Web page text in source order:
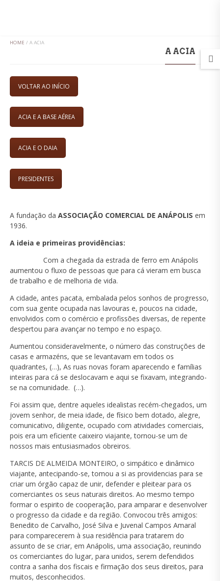
HOME / A ACIA
A ACIA
VOLTAR AO INÍCIO
ACIA E A BASE AÉREA
ACIA E O DAIA
PRESIDENTES
A fundação da ASSOCIAÇÃO COMERCIAL DE ANÁPOLIS em
1936.
A ideia e primeiras providências:
Com a chegada da estrada de ferro em Anápolis
aumentou o fluxo de pessoas que para cá vieram em busca
de trabalho e de melhoria de vida.
A cidade, antes pacata, embalada pelos sonhos de progresso,
com sua gente ocupada nas lavouras e, poucos na cidade,
envolvidos com o comércio e profissões diversas, de repente
despertou para avançar no tempo e no espaço.
Aumentou consideravelmente, o número das construções de
casas e armazéns, que se levantavam em todos os
quadrantes, (…), As ruas novas foram aparecendo e famílias
inteiras para cá se deslocavam e aqui se fixavam, integrando-
se na comunidade. (…).
Foi assim que, dentre aqueles idealistas recém-chegados, um
jovem senhor, de meia idade, de físico bem dotado, alegre,
comunicativo, diligente, ocupado com atividades comerciais,
pois era um eficiente caixeiro viajante, tornou-se um de
nossos mais entusiasmados obreiros.
TARCIS DE ALMEIDA MONTEIRO, o simpático e dinâmico
viajante, antecipando-se, tomou a si as providencias para se
criar um órgão capaz de unir, defender e pleitear para os
comerciantes os seus naturais direitos. Ao mesmo tempo
formar o espirito de cooperação, para amparar e desenvolver
o progresso da cidade e da região. Convocou três amigos:
Benedito de Carvalho, José Silva e Juvenal Campos Amaral
para comparecerem à sua residência para tratarem do
assunto de se criar, em Anápolis, uma associação, reunindo
os comerciantes do lugar, para unidos, serem defendidos
contra a sanha dos fiscais e firmação dos seus direitos, para
muitos, desconhecidos.